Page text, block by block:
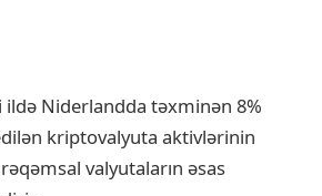
Niderlandda təxminən 8%
kriptovalyuta aktivlərinin
valyutaların əsas